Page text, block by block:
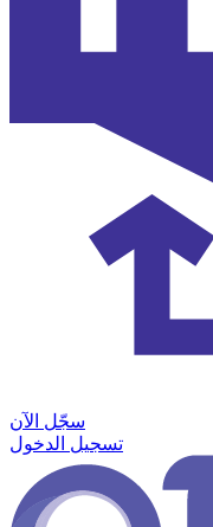
سجّل الآن
تسجيل الدخول